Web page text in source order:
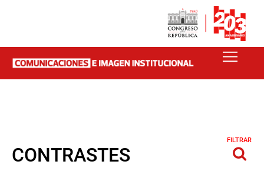
CONTRASTES
FILTRAR